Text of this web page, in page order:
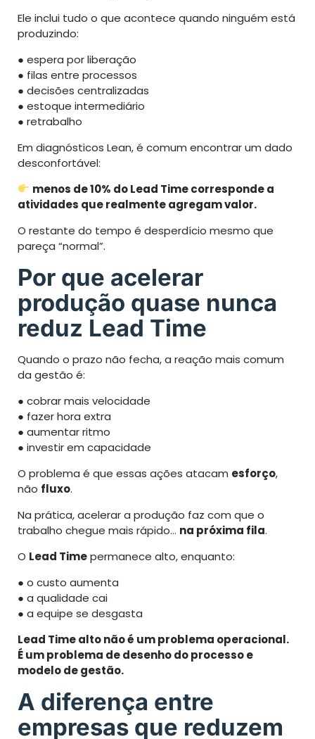
Ele inclui tudo o que acontece quando ninguém está
produzindo:
● espera por liberação
● filas entre processos
● decisões centralizadas
● estoque intermediário
● retrabalho
Em diagnósticos Lean, é comum encontrar um dado
desconfortável:
menos de 10% do Lead Time corresponde a
atividades que realmente agregam valor.
O restante do tempo é desperdício mesmo que
pareça “normal”.
Por que acelerar
produção quase nunca
reduz Lead Time
Quando o prazo não fecha, a reação mais comum
da gestão é:
● cobrar mais velocidade
● fazer hora extra
● aumentar ritmo
● investir em capacidade
O problema é que essas ações atacam esforço,
não fluxo.
Na prática, acelerar a produção faz com que o
trabalho chegue mais rápido… na próxima fila.
O Lead Timepermanece alto, enquanto:
● o custo aumenta
● a qualidade cai
● a equipe se desgasta
Lead Time alto não é um problema operacional.
É um problema de desenho do processo e
modelo de gestão.
A diferença entre
empresas que reduzem